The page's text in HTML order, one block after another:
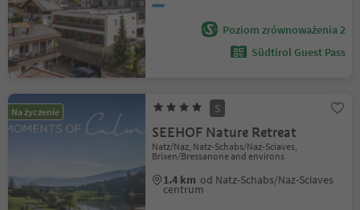
Poziom zrównoważenia 2
Südtirol Guest Pass
Na życzenie S
SEEHOF Nature Retreat
Natz/Naz, Natz-Schabs/Naz-Sciaves,
Brixen/Bressanone and environs
1.4 km od Natz-Schabs/Naz-Sciaves
centrum